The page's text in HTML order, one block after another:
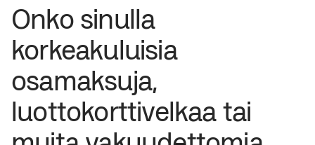
Onko sinulla
korkeakuluisia
osamaksuja,
luottokorttivelkaa tai